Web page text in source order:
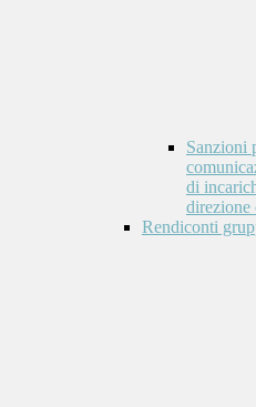
Sanzioni
di
direzione
Rendiconti